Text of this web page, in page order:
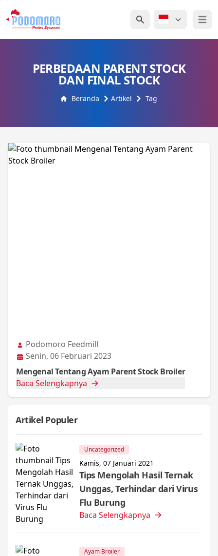
Open
PERBEDAAN PARENT STOCK
DAN FINAL STOCK
Beranda Artikel Tag
Podomoro Feedmill
Senin, 06 Februari 2023
Mengenal Tentang Ayam Parent Stock Broiler
Baca Selengkapnya
Artikel Populer
Uncategorized
Kamis, 07 Januari 2021
Tips Mengolah Hasil Ternak
Unggas, Terhindar dari Virus
Flu Burung
Baca Selengkapnya
Ayam Broiler